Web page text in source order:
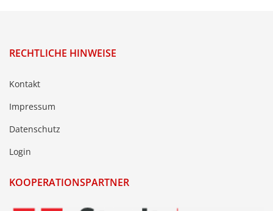
RECHTLICHE HINWEISE
Kontakt
Impressum
Datenschutz
Login
KOOPERATIONSPARTNER